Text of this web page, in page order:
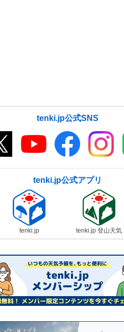
tenki.jp公式SNS
tenki.jp公式アプリ
tenki.jp tenki.jp 登山天気